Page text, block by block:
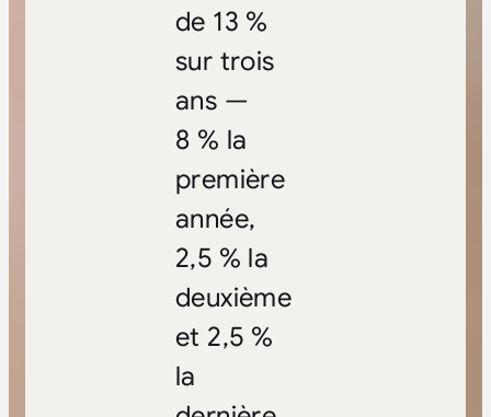
de 13 %
sur trois
ans —
8 % la
première
année,
2,5 % la
deuxième
et 2,5 %
la